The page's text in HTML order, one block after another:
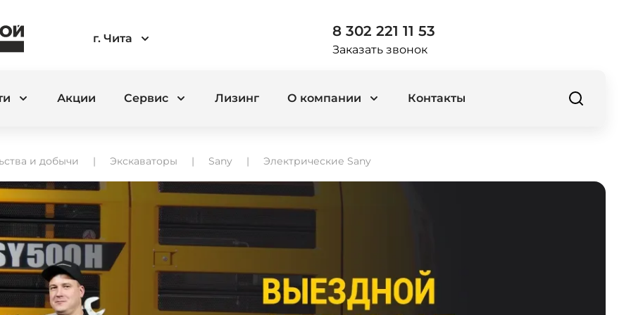
г. Чита 8 302 221 11 53
Заказать звонок
Акции Сервис Лизинг О компании Контакты
и добычи Экскаваторы Sany Электрические Sany